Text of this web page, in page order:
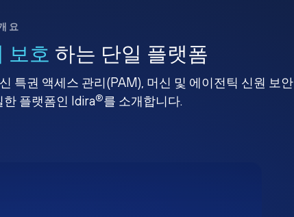
요
보호 하는 단일 플랫폼
특권 액세스 관리(PAM), 머신 및 에이전틱 신원 보안
플랫폼인 Idira®를 소개합니다.